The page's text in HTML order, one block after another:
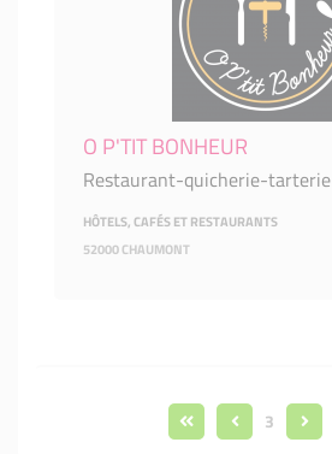
O P'TIT BONHEUR
Restaurant-quicherie-tarterie
HÔTELS, CAFÉS ET RESTAURANTS
52000 CHAUMONT
3